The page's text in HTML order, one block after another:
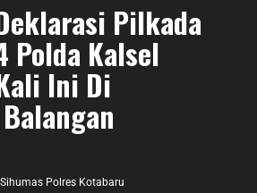
Pilkada
Polda Kalsel
Ini Di
Polres Kotabaru